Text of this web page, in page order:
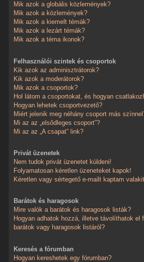
Mik azok a globális közlemények?
Mik azok a közlemények?
Mik azok a kiemelt témák?
Mik azok a lezárt témák?
Mik azok a téma ikonok?
Felhasználói szintek és csoportok
Kik azok az adminisztrátorok?
Kik azok a moderátorok?
Mik azok a csoportok?
Hol látom a csoportokat, és hogyan
Hogyan lehetek csoportvezető?
Miért jelenik meg néhány csoport más
Mi az az „elsődleges csoport”?
Mi az az „A csapat” link?
Privát üzenetek
Nem tudok privát üzenetet küldeni!
Folyamatosan kéretlen üzeneteket kapok!
Kéretlen vagy sértegető e-mailt kaptam
Barátok és haragosok
Mire valók a barátok és haragosok listák?
Hogyan adhatok hozzá, illetve távolíthatok el
barátok vagy haragosok listáról?
Keresés a fórumban
Hogyan kereshetek egy fórumban?